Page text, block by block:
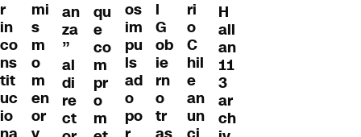
r
in
co
ns
tit
uc
io
mi
s
m
o
m
en
or
an
za
”
al
di
re
ct
qu
e
co
m
pr
o
m
os
im
pu
ls
ad
o
po
l
G
ob
ie
rn
o
tr
ri
o
C
hil
e
an
un
H
all
an
11
3
ar
ch